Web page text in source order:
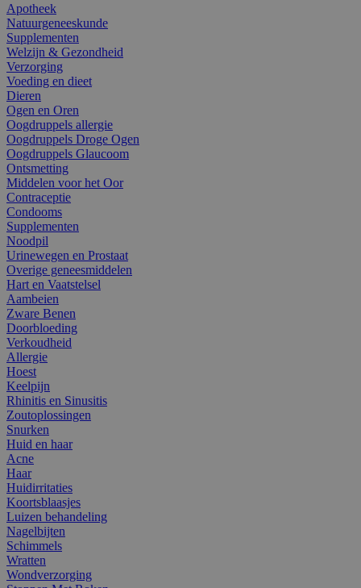
Apotheek
Natuurgeneeskunde
Supplementen
Welzijn & Gezondheid
Verzorging
Voeding en dieet
Dieren
Ogen en Oren
Oogdruppels allergie
Oogdruppels Droge Ogen
Oogdruppels Glaucoom
Ontsmetting
Middelen voor het Oor
Contraceptie
Condooms
Supplementen
Noodpil
Urinewegen en Prostaat
Overige geneesmiddelen
Hart en Vaatstelsel
Aambeien
Zware Benen
Doorbloeding
Verkoudheid
Allergie
Hoest
Keelpijn
Rhinitis en Sinusitis
Zoutoplossingen
Snurken
Huid en haar
Acne
Haar
Huidirritaties
Koortsblaasjes
Luizen behandeling
Nagelbijten
Schimmels
Wratten
Wondverzorging